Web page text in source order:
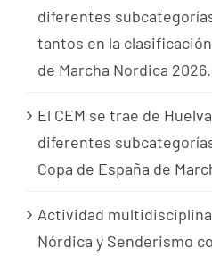
diferentes
tantos en la
de Marcha Nordica 2026.
El CEM se trae de
diferentes
Copa de España de
Actividad
Nórdica y Senderismo